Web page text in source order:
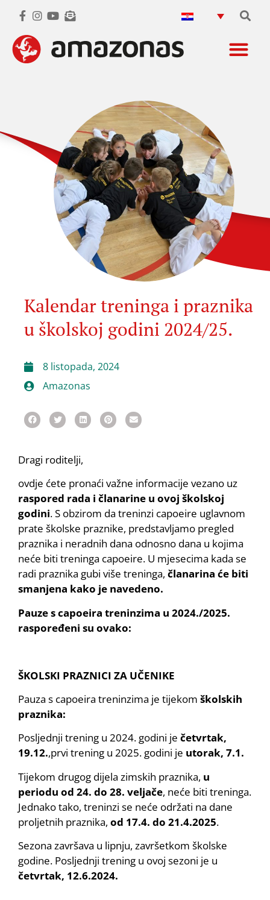
Kalendar treninga i praznika
u školskoj godini 2024/25.
8 listopada, 2024
Amazonas
Dragi roditelji,
ovdje ćete pronaći važne informacije vezano uz
raspored rada i članarine u ovoj školskoj
godini. S obzirom da treninzi capoeire uglavnom
prate školske praznike, predstavljamo pregled
praznika i neradnih dana odnosno dana u kojima
neće biti treninga capoeire. U mjesecima kada se
radi praznika gubi više treninga, članarina će biti
smanjena kako je navedeno.
Pauze s capoeira treninzima u 2024./2025.
raspoređeni su ovako:
ŠKOLSKI PRAZNICI ZA UČENIKE
Pauza s capoeira treninzima je tijekom školskih
praznika:
Posljednji trening u 2024. godini je četvrtak,
19.12.,prvi trening u 2025. godini je utorak, 7.1.
Tijekom drugog dijela zimskih praznika, u
periodu od 24. do 28. veljače, neće biti treninga.
Jednako tako, treninzi se neće održati na dane
proljetnih praznika, od 17.4. do 21.4.2025.
Sezona završava u lipnju, završetkom školske
godine. Posljednji trening u ovoj sezoni je u
četvrtak, 12.6.2024.